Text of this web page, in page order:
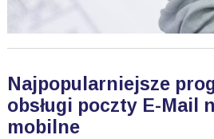
Najpopularniejsze
obsługi poczty E-Mail
mobilne